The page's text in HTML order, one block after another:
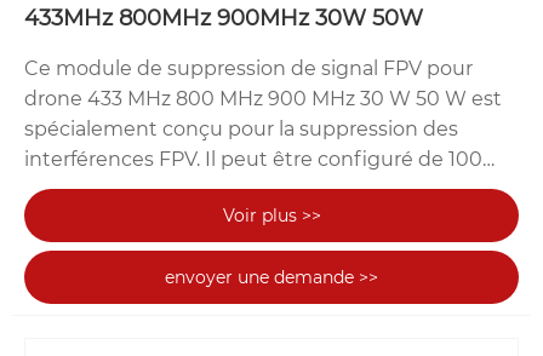
433MHz 800MHz 900MHz 30W 50W
Ce module de suppression de signal FPV pour
drone 433 MHz 800 MHz 900 MHz 30 W 50 W est
spécialement conçu pour la suppression des
interférences FPV. Il peut être configuré de 100
MHz à 6,3 GHz en fonction du besoin spécifique en
fréquence. TeXin est une usine professionnelle et
un fabricant de module anti-drone, module anti-
FPV, amplificateur de puissance, brouilleur de
signal de drone. TeXin offre également au client
Voir plus >>
envoyer une demande >>